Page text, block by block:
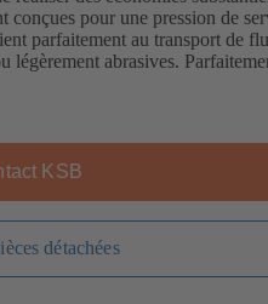
conçues pour une pression de
parfaitement au transport de
légèrement abrasives.
KSB
détachées